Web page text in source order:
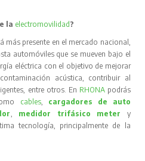
la electromovilidad ?
más presente en el mercado nacional,
automóviles que se mueven bajo el
eléctrica con el objetivo de mejorar
acústica, contribuir al
entre otros. En RHONA podrás
cables, cargadores de auto
, medidor trifásico meter
y
tecnología, principalmente de la